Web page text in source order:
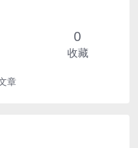
0
收藏
章